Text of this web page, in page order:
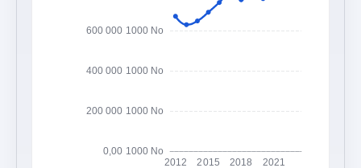
0,00 1000 No
200 000 1000 No
400 000 1000 No
600 000 1000 No
2012 2015 2018 2021